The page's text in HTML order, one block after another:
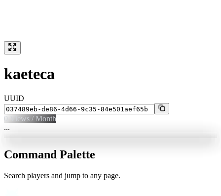
kaeteca
UUID
0 Views / Month
...
Command Palette
Search players and jump to any page.